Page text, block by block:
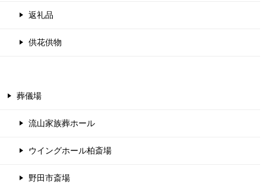
返礼品
供花供物
葬儀場
流山家族葬ホール
ウイングホール柏斎場
野田市斎場